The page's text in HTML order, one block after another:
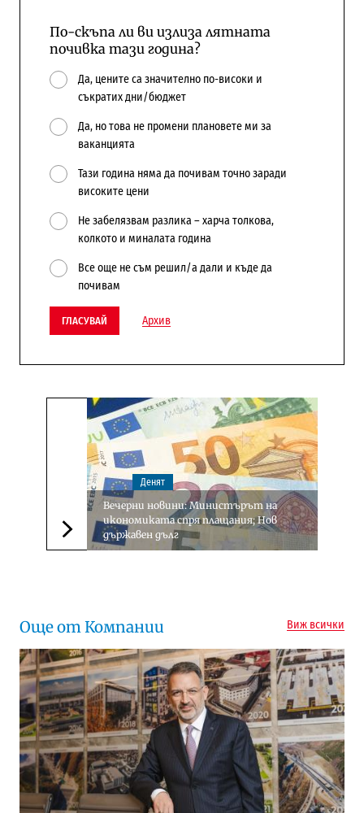
По-скъпа ли ви излиза лятната
почивка тази година?
Да, цените са значително по-високи и
съкратих дни/бюджет
Да, но това не промени плановете ми за
ваканцията
Тази година няма да почивам точно заради
високите цени
Не забелязвам разлика – харча толкова,
колкото и миналата година
Все още не съм решил/а дали и къде да
почивам
ГЛАСУВАЙ Архив
Следваща новина
Денят
Вечерни новини: Министърът на
икономиката спря плащания; Нов
държавен дълг
Още от Компании Виж всички